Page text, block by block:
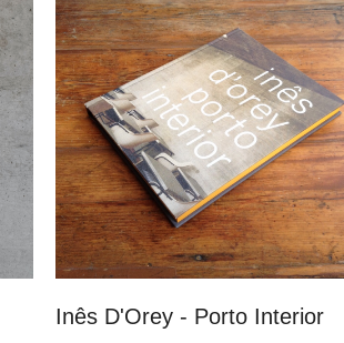
Inês D'Orey - Porto Interior